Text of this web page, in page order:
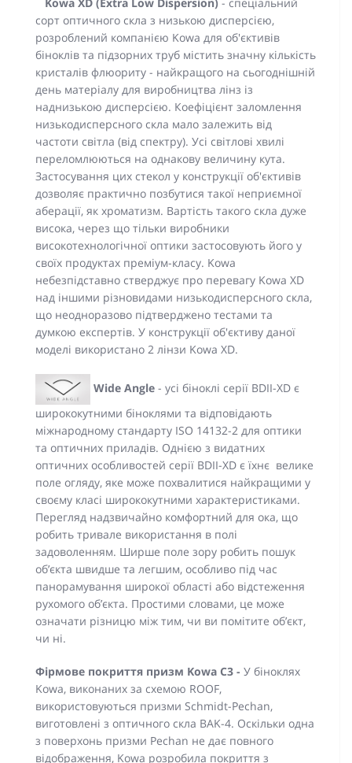
сорт оптичного скла з низькою дисперсією,
розроблений компанією Kowa для об'єктивів
біноклів та підзорних труб містить значну кількість
кристалів флюориту - найкращого на сьогоднішній
день матеріалу для виробництва лінз із
наднизькою дисперсією. Коефіцієнт заломлення
низькодисперсного скла мало залежить від
частоти світла (від спектру). Усі світлові хвилі
переломлюються на однакову величину кута.
Застосування цих стекол у конструкції об'єктивів
дозволяє практично позбутися такої неприємної
аберації, як хроматизм. Вартість такого скла дуже
висока, через що тільки виробники
високотехнологічної оптики застосовують його у
своїх продуктах преміум-класу. Kowa
небезпідставно стверджує про перевагу Kowa XD
над іншими різновидами низькодисперсного скла,
що неодноразово підтверджено тестами та
думкою експертів. У конструкції об'єктиву даної
моделі використано 2 лінзи Kowa XD.
Wide Angle - усі біноклі серії BDII-XD є
ширококутними біноклями та відповідають
міжнародному стандарту ISO 14132-2 для оптики
та оптичних приладів. Однією з видатних
оптичних особливостей серії BDII-XD є їхнє велике
поле огляду, яке може похвалитися найкращими у
своєму класі ширококутними характеристиками.
Перегляд надзвичайно комфортний для ока, що
робить тривале використання в полі
задоволенням. Ширше поле зору робить пошук
об’єкта швидше та легшим, особливо під час
панорамування широкої області або відстеження
рухомого об’єкта. Простими словами, це може
означати різницю між тим, чи ви помітите об’єкт,
чи ні.
Фірмове покриття призм Kowa C3 - У біноклях
Kowa, виконаних за схемою ROOF,
використовуються призми Schmidt-Pechan,
виготовлені з оптичного скла BAK-4. Оскільки одна
з поверхонь призми Pechan не дає повного
відображення, Kowa розробила покриття з